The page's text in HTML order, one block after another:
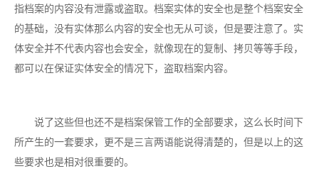
指档案的内容没有泄露或盗取。档案实体的安全也是整个档案安全
的基础，没有实体那么内容的安全也无从可谈，但是要注意了。实
体安全并不代表内容也会安全，就像现在的复制、拷贝等等手段，
都可以在保证实体安全的情况下，盗取档案内容。
说了这些但也还不是档案保管工作的全部要求，这么长时间下
所产生的一套要求，更不是三言两语能说得清楚的，但是以上的这
些要求也是相对很重要的。